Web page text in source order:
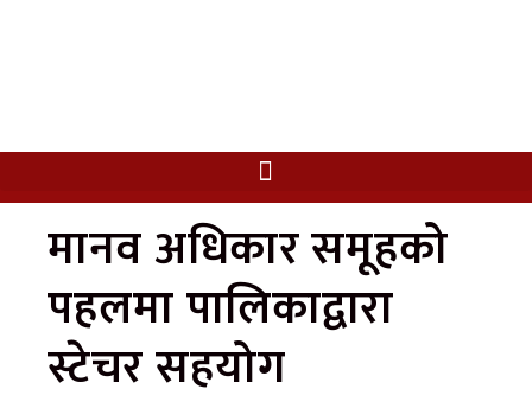
मानव अधिकार समूहको
पहलमा पालिकाद्वारा
स्टेचर सहयोग